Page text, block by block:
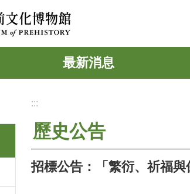
最新消息
:::
歷史公告
招標公告：「繁衍、祈福